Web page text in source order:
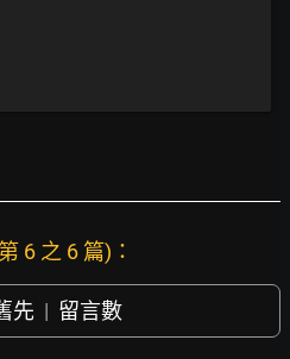
6 之 6 篇)：
先 | 留言數